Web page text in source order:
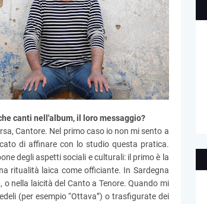
canti nell'album, il loro messaggio?
Cantore. Nel primo caso io non mi sento a
di affinare con lo studio questa pratica.
degli aspetti sociali e culturali: il primo è la
ritualità laica come officiante. In Sardegna
nella laicità del Canto a Tenore. Quando mi
(per esempio “Ottava”) o trasfigurate dei